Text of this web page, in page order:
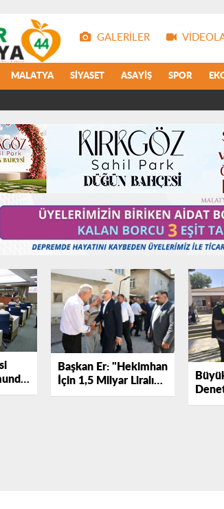
GALERILER
MALATYA SIYASET ASAYIŞ SPOR
Başkan Er: "Hekimhan
İçin 1,5 Milyar Liralık
Yatırımı Hayata